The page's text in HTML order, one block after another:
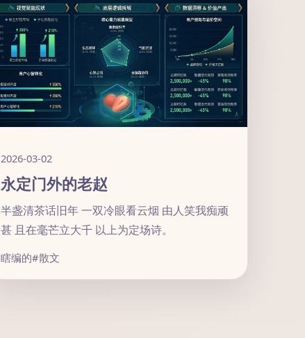
2026-03-02
永定门外的老赵
半盏清茶话旧年 一双冷眼看云烟 由人笑我痴顽
甚 且在毫芒立大千 以上为定场诗。
瞎编的#散文